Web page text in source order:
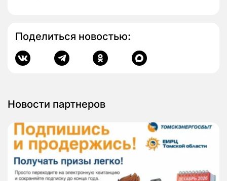
Поделиться новостью:
Новости партнеров